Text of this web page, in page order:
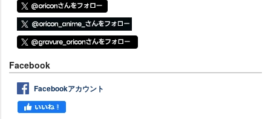
Facebook
Facebookアカウント